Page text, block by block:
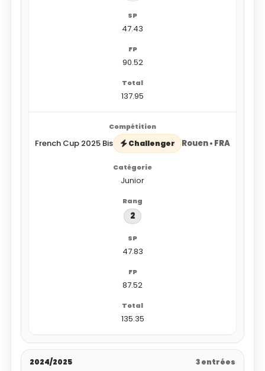
47.43
90.52
137.95
French Cup 2025 Bis Challenger Rouen • FRA
Junior
2
47.83
87.52
135.35
2024/2025 3 entrées